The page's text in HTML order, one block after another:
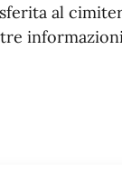
al